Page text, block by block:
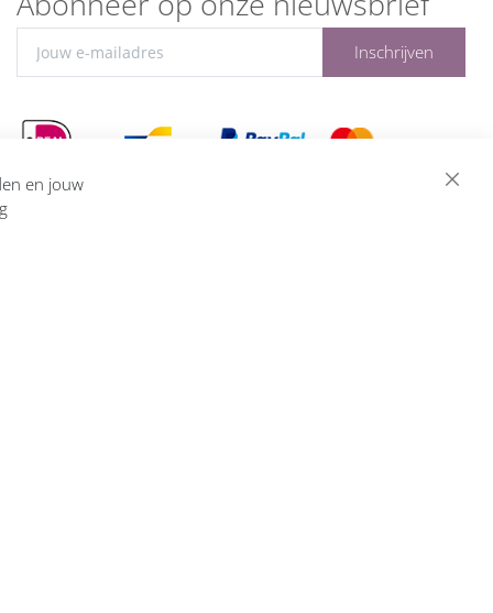
Inschrijven
en jouw